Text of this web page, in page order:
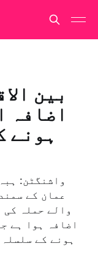
بین
اضافہ
ہونے
واشنگٹن:
عمان کے
والے حملہ کی
اضافہ ہوا ہے
ہونے کے